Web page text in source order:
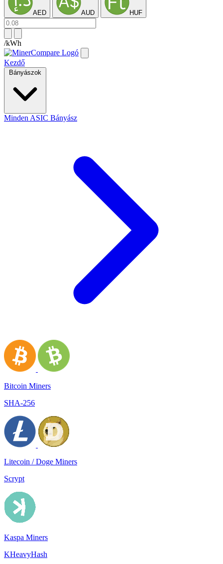
AED AUD HUF
/kWh
Kezdő
Bányászok
Minden ASIC Bányász
Bitcoin Miners
SHA-256
Litecoin / Doge Miners
Scrypt
Kaspa Miners
KHeavyHash